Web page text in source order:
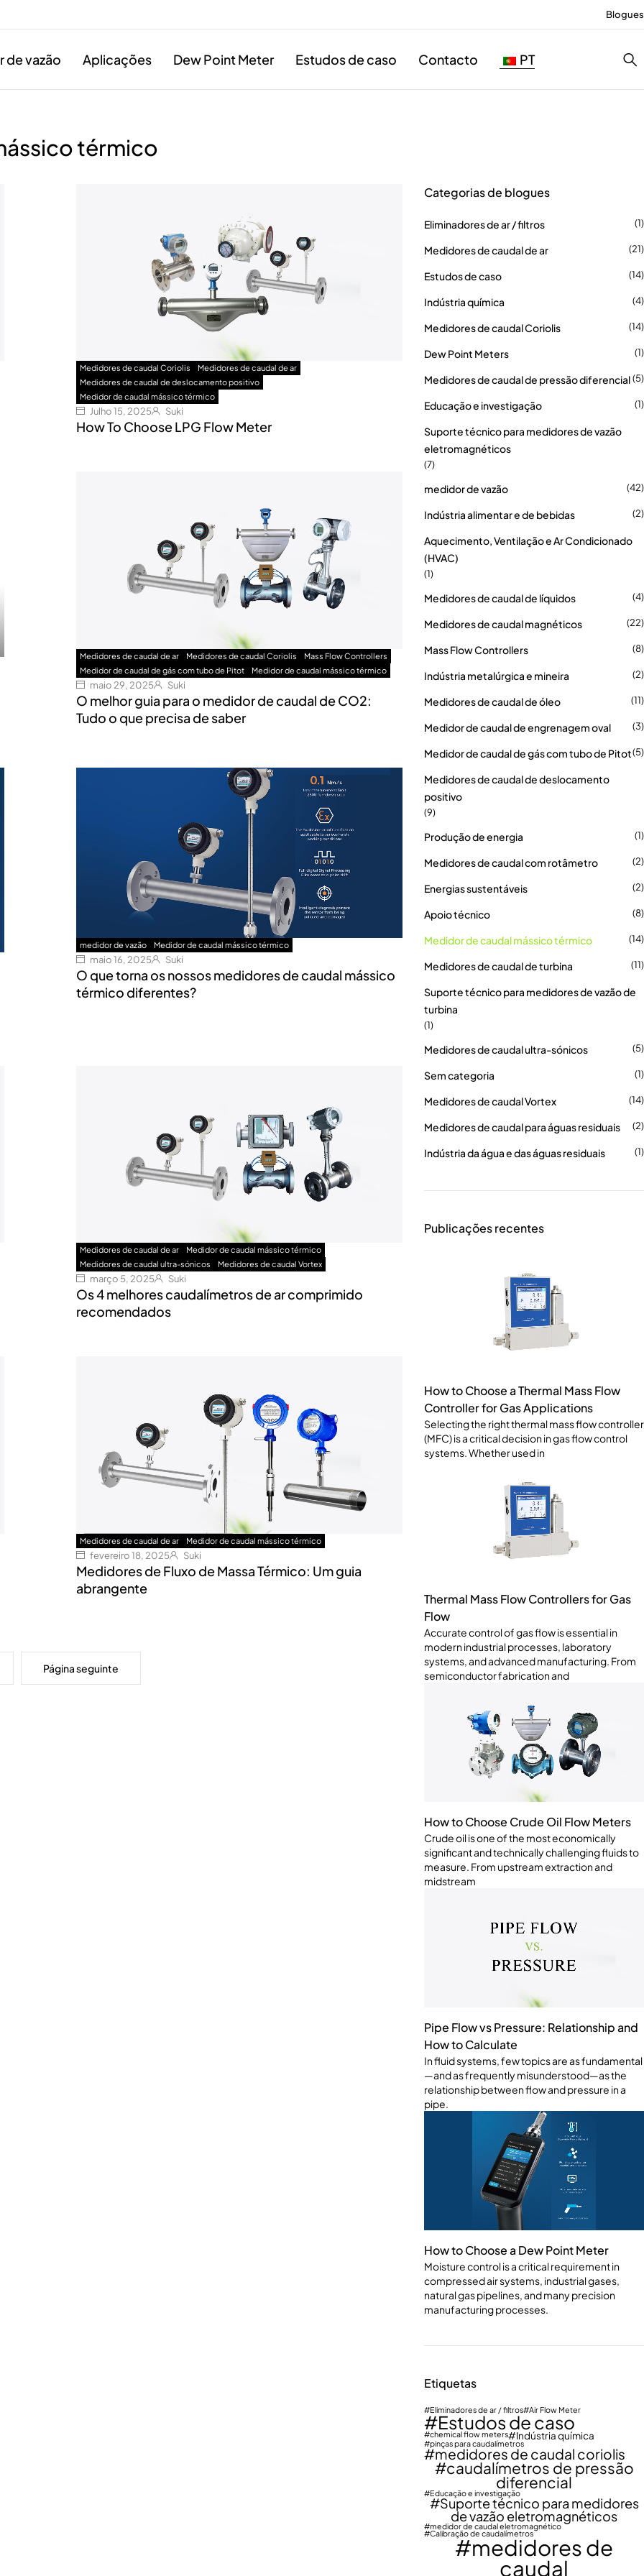
Blogues
de vazão Aplicações Dew Point Meter Estudos de caso Contacto PT
térmico
Medidores de caudal Coriolis
Medidores de caudal de ar
Medidores de caudal de deslocamento positivo
Medidor de caudal mássico térmico
Julho 15, 2025 Suki
How To Choose LPG Flow Meter
Medidores de caudal de ar Medidores de caudal Coriolis
Mass Flow Controllers
Medidor de caudal de gás com tubo de Pitot
Medidor de caudal mássico térmico
maio 29, 2025 Suki
O melhor guia para o medidor de caudal de CO2:
Tudo o que precisa de saber
medidor de vazão Medidor de caudal mássico térmico
maio 16, 2025 Suki
O que torna os nossos medidores de caudal mássico
térmico diferentes?
Medidores de caudal de ar
Medidor de caudal mássico térmico
Medidores de caudal ultra-sónicos
Medidores de caudal Vortex
março 5, 2025 Suki
Os 4 melhores caudalímetros de ar comprimido
recomendados
Medidores de caudal de ar Medidor de caudal mássico térmico
fevereiro 18, 2025 Suki
Medidores de Fluxo de Massa Térmico: Um guia
abrangente
Página seguinte
Categorias de blogues
Eliminadores de ar / filtros (1)
Medidores de caudal de ar (21)
Estudos de caso (14)
Indústria química (4)
Medidores de caudal Coriolis (14)
Dew Point Meters (1)
Medidores de caudal de pressão diferencial(5)
Educação e investigação (1)
Suporte técnico para medidores de vazão
eletromagnéticos
(7)
medidor de vazão (42)
Indústria alimentar e de bebidas (2)
Aquecimento, Ventilação e Ar Condicionado
(HVAC)
(1)
Medidores de caudal de líquidos (4)
Medidores de caudal magnéticos (22)
Mass Flow Controllers (8)
Indústria metalúrgica e mineira (2)
Medidores de caudal de óleo (11)
Medidor de caudal de engrenagem oval (3)
Medidor de caudal de gás com tubo de Pitot(5)
Medidores de caudal de deslocamento
positivo
(9)
Produção de energia (1)
Medidores de caudal com rotâmetro (2)
Energias sustentáveis (2)
Apoio técnico (8)
Medidor de caudal mássico térmico (14)
Medidores de caudal de turbina (11)
Suporte técnico para medidores de vazão de
turbina
(1)
Medidores de caudal ultra-sónicos (5)
Sem categoria (1)
Medidores de caudal Vortex (14)
Medidores de caudal para águas residuais (2)
Indústria da água e das águas residuais (1)
Publicações recentes
How to Choose a Thermal Mass Flow
Controller for Gas Applications
Selecting the right thermal mass flow controller
(MFC) is a critical decision in gas flow control
systems. Whether used in
Thermal Mass Flow Controllers for Gas
Flow
Accurate control of gas flow is essential in
modern industrial processes, laboratory
systems, and advanced manufacturing. From
semiconductor fabrication and
How to Choose Crude Oil Flow Meters
Crude oil is one of the most economically
significant and technically challenging fluids to
measure. From upstream extraction and
midstream
Pipe Flow vs Pressure: Relationship and
How to Calculate
In fluid systems, few topics are as fundamental
—and as frequently misunderstood—as the
relationship between flow and pressure in a
pipe.
How to Choose a Dew Point Meter
Moisture control is a critical requirement in
compressed air systems, industrial gases,
natural gas pipelines, and many precision
manufacturing processes.
Etiquetas
Eliminadores de ar / filtros Air Flow Meter
Estudos de caso
chemical flow meters Indústria química
pinças para caudalímetros
medidores de caudal coriolis
caudalímetros de pressão
diferencial
Educação e investigação
Suporte técnico para medidores
de vazão eletromagnéticos
medidor de caudal eletromagnético
Calibração de caudalímetros
medidores de
caudal